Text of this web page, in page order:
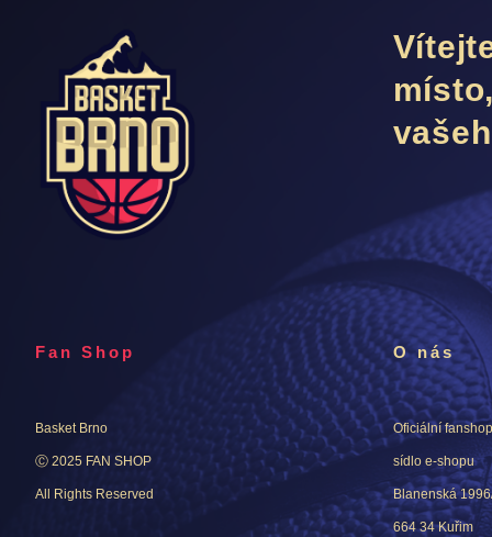
Fan Shop
Basket Brno
Ⓒ 2025 FAN SHOP
All Rights Reserved
O nás
Oficiální
sídlo e-shopu
Blanenská
664 34 Kuřim